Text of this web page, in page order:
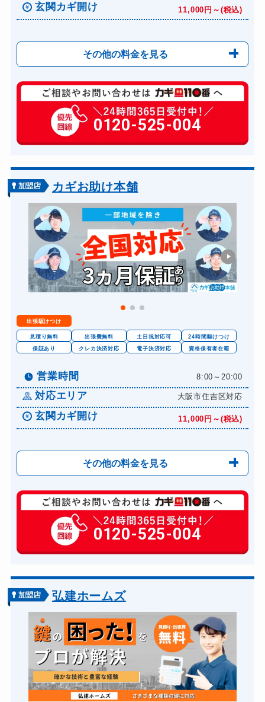
玄関カギ開け 11,000円～(税込)
その他の料金を見る
玄関カギ修理 6,600円～(税込)
玄関カギ作成 14,300円～(税込)
玄関カギ交換 14,300円～(税込)
バイクカギ開け
バイクカギ作成 16,500円～(税込)
金庫カギ開け 14,300円～(税込)
金庫カギ修理 11,000円～(税込)
金庫カギ交換 11,000円～(税込)
0120-525-004
カギお助け本舗
出張駆けつけ
見積り無料 出張費無料 土日祝対応可
24時間駆けつけ
保証あり
クレカ決済対応 電子決済対応 資格保有者在籍
営業時間 8:00～20:00
対応エリア 大阪市住吉区対応
玄関カギ開け 11,000円～(税込)
その他の料金を見る
玄関カギ修理 6,600円～(税込)
玄関カギ作成 14,300円～(税込)
玄関カギ交換 14,300円～(税込)
バイクカギ開け
バイクカギ作成 16,500円～(税込)
スーツケースカギ開け 8,800円～(税込)
金庫カギ開け 14,300円～(税込)
金庫カギ交換 11,000円～(税込)
ロッカーカギ開け 8,800円～(税込)
0120-525-004
弘建ホームズ